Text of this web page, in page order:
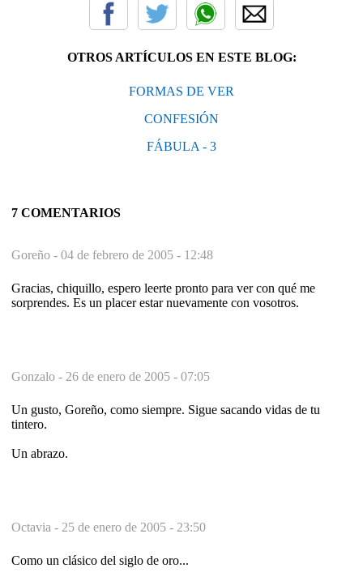
OTROS ARTÍCULOS EN ESTE BLOG:
FORMAS DE VER
CONFESIÓN
FÁBULA - 3
7 COMENTARIOS
Goreño - 04 de febrero de 2005 - 12:48
Gracias, chiquillo, espero leerte pronto para ver con qué me
sorprendes. Es un placer estar nuevamente con vosotros.
Gonzalo - 26 de enero de 2005 - 07:05
Un gusto, Goreño, como siempre. Sigue sacando vidas de tu
tintero.
Un abrazo.
Octavia - 25 de enero de 2005 - 23:50
Como un clásico del siglo de oro...